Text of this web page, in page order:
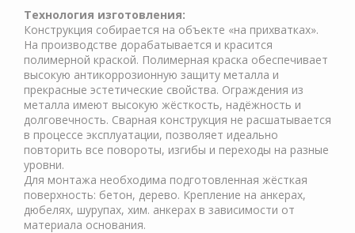
Технология изготовления:
Конструкция собирается на объекте «на прихватках».
На производстве дорабатывается и красится
полимерной краской. Полимерная краска обеспечивает
высокую антикоррозионную защиту металла и
прекрасные эстетические свойства. Ограждения из
металла имеют высокую жёсткость, надёжность и
долговечность. Сварная конструкция не расшатывается
в процессе эксплуатации, позволяет идеально
повторить все повороты, изгибы и переходы на разные
уровни.
Для монтажа необходима подготовленная жёсткая
поверхность: бетон, дерево. Крепление на анкерах,
дюбелях, шурупах, хим. анкерах в зависимости от
материала основания.